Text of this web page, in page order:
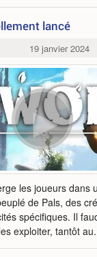
lancé
19 janvier 2024
les joueurs dans
de Pals, des
spécifiques. Il
exploiter, tantôt